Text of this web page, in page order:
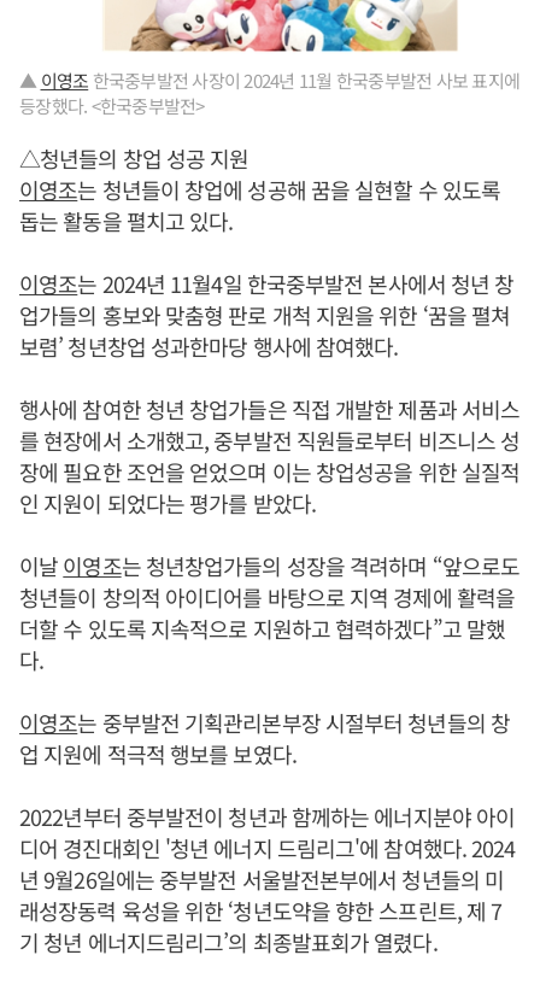
▲ 이영조 한국중부발전 사장이 2024년 11월 한국중부발전 사보 표지에
등장했다. <한국중부발전>
△청년들의 창업 성공 지원
이영조는 청년들이 창업에 성공해 꿈을 실현할 수 있도록
돕는 활동을 펼치고 있다.
이영조는 2024년 11월4일 한국중부발전 본사에서 청년 창
업가들의 홍보와 맞춤형 판로 개척 지원을 위한 ‘꿈을 펼쳐
보렴’ 청년창업 성과한마당 행사에 참여했다.
행사에 참여한 청년 창업가들은 직접 개발한 제품과 서비스
를 현장에서 소개했고, 중부발전 직원들로부터 비즈니스 성
장에 필요한 조언을 얻었으며 이는 창업성공을 위한 실질적
인 지원이 되었다는 평가를 받았다.
이날이영조는 청년창업가들의 성장을 격려하며 “앞으로도
청년들이 창의적 아이디어를 바탕으로 지역 경제에 활력을
더할 수 있도록 지속적으로 지원하고 협력하겠다”고 말했
다.
이영조는 중부발전 기획관리본부장 시절부터 청년들의 창
업 지원에 적극적 행보를 보였다.
2022년부터 중부발전이 청년과 함께하는 에너지분야 아이
디어 경진대회인 '청년 에너지 드림리그'에 참여했다. 2024
년 9월26일에는 중부발전 서울발전본부에서 청년들의 미
래성장동력 육성을 위한 ‘청년도약을 향한 스프린트, 제 7
기 청년 에너지드림리그’의 최종발표회가 열렸다.